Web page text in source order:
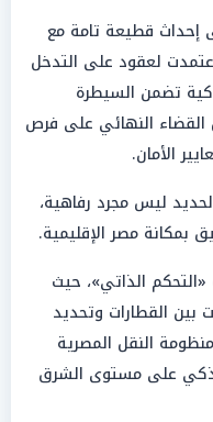
إحداث قطيعة تامة مع
لعقود على التدخل
تضمن السيطرة
القضاء النهائي على فرص
الأمان.
ليس مجرد رفاهية،
بمكانة مصر الإقليمية.
الذاتي»، حيث
بين القطارات وتحديد
النقل المصرية
على مستوى الشرق